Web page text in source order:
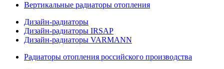
Вертикальные радиаторы отопления
Дизайн-радиаторы
Дизайн-радиаторы IRSAP
Дизайн-радиаторы VARMANN
Радиаторы отопления российского производства